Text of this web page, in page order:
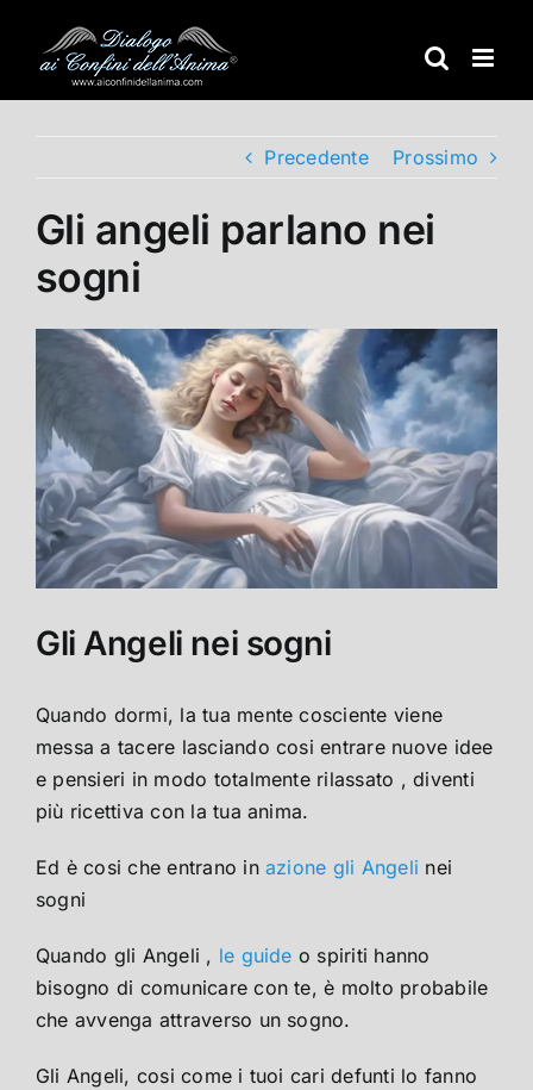
contenuto
Precedente Prossimo
Gli angeli parlano nei
sogni
Gli Angeli nei sogni
Quando dormi, la tua mente cosciente viene
messa a tacere lasciando cosi entrare nuove idee
e pensieri in modo totalmente rilassato , diventi
più ricettiva con la tua anima.
Ed è cosi che entrano inazione gli Angeli nei
sogni
Quando gli Angeli , le guide o spiriti hanno
bisogno di comunicare con te, è molto probabile
che avvenga attraverso un sogno.
Gli Angeli, cosi come i tuoi cari defunti lo fanno